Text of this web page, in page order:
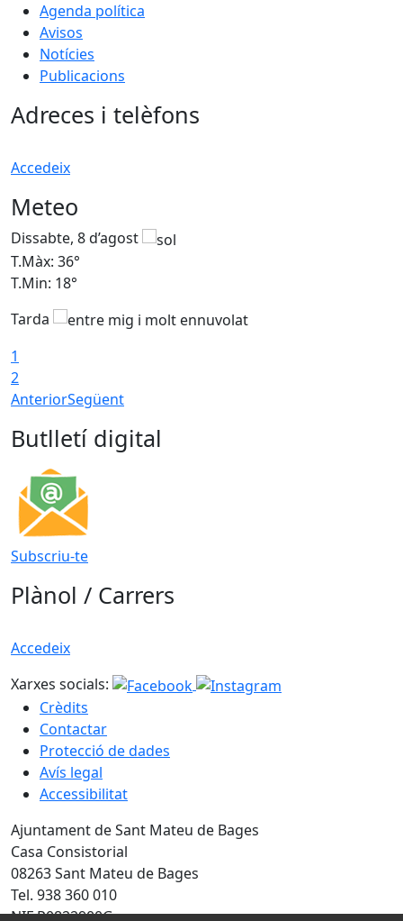
Agenda política
Avisos
Notícies
Publicacions
Adreces i telèfons
Accedeix
Meteo
Dissabte, 8 d’agost
T.Màx: 36°
T.Min: 18°
Tarda
1
2
AnteriorSegüent
Butlletí digital
Subscriu-te
Plànol / Carrers
Accedeix
Xarxes socials:
Crèdits
Contactar
Protecció de dades
Avís legal
Accessibilitat
Ajuntament de Sant Mateu de Bages
Casa Consistorial
08263 Sant Mateu de Bages
Tel. 938 360 010
NIF P0822900G